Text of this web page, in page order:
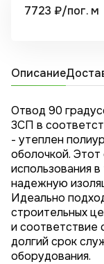
7723 ₽/пог. м
Описание
Отвод 90
3СП в
- утеплен
оболочкой.
использования
надежную
Идеально
строительных
и соответствие
долгий срок
оборудования.